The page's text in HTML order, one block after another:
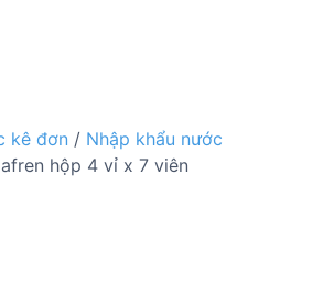
kê đơn / Nhập khẩu nước
hộp 4 vỉ x 7 viên